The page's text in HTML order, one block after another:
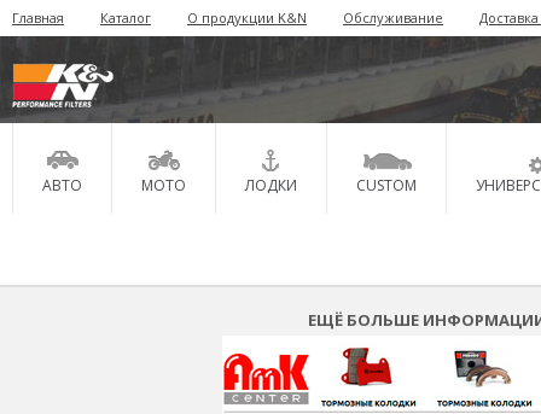
Главная Каталог О продукции K&N Обслуживание
АВТО МОТО ЛОДКИ CUSTOM
ЕЩЁ БОЛЬШЕ